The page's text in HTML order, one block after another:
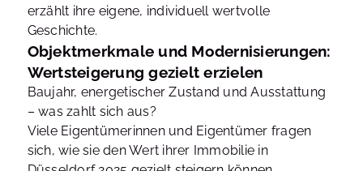
erzählt ihre eigene, individuell wertvolle
Geschichte.
Objektmerkmale und Modernisierungen:
Wertsteigerung gezielt erzielen
Baujahr, energetischer Zustand und Ausstattung
– was zahlt sich aus?
Viele Eigentümerinnen und Eigentümer fragen
sich, wie sie den Wert ihrer Immobilie in